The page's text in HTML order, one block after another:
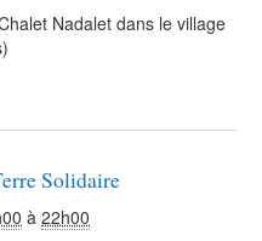
Nadalet dans le village
Solidaire
à 22h00